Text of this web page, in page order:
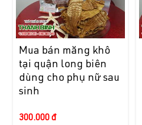
Mua bán măng khô
tại quận long biên
dùng cho phụ nữ sau
sinh
300.000 đ